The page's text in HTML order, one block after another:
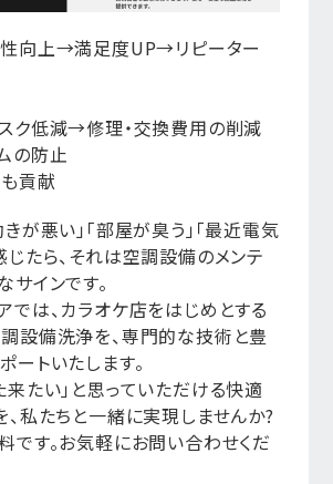
向上→満足度UP→リピーター
ク低減→修理・交換費用の削減
の防止
貢献
が悪い」「部屋が臭う」「最近電気
じたら、それは空調設備のメンテ
インです。
では、カラオケ店をはじめとする
設備洗浄を、専門的な技術と豊
ートいたします。
来たい」と思っていただける快適
、私たちと一緒に実現しませんか?
です。お気軽にお問い合わせくだ